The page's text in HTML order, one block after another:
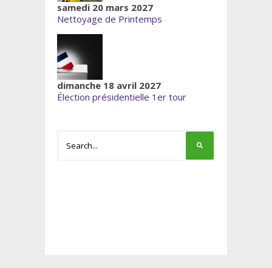
samedi 20 mars 2027
Nettoyage de Printemps
dimanche 18 avril 2027
Élection présidentielle 1er tour